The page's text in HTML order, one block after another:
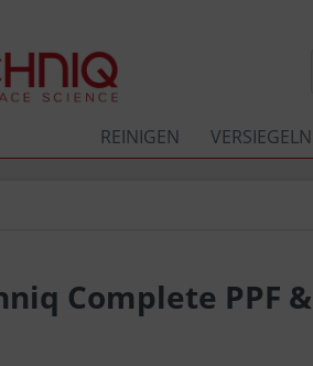
REINIGEN VERSIEGELN
Complete PPF